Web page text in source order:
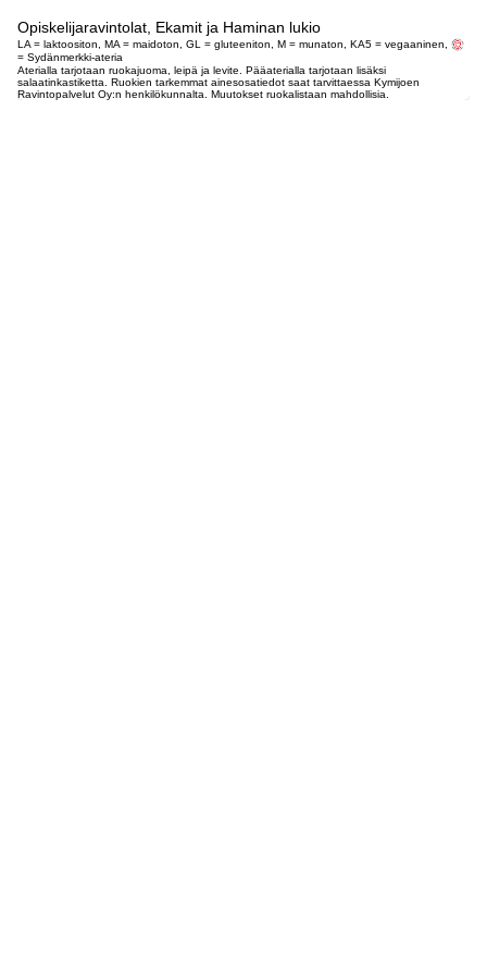
Opiskelijaravintolat, Ekamit ja Haminan lukio
LA = laktoositon, MA = maidoton, GL = gluteeniton, M = munaton, KA5 = vegaaninen,
= Sydänmerkki-ateria
Aterialla tarjotaan ruokajuoma, leipä ja levite. Pääaterialla tarjotaan lisäksi
salaatinkastiketta. Ruokien tarkemmat ainesosatiedot saat tarvittaessa Kymijoen
Ravintopalvelut Oy:n henkilökunnalta. Muutokset ruokalistaan mahdollisia.